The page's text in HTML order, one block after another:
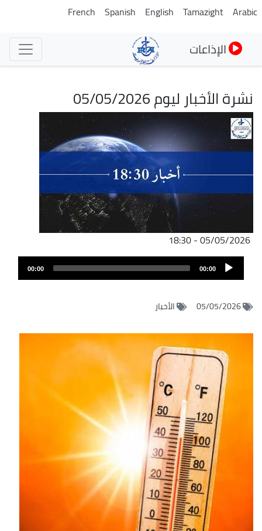
تجاوز
Arabic
Tamazight
English
Spanish
French
الإذاعات
نشرة الأخبار ليوم 05/05/2026
الصورة
05/05/2026 - 18:30
ملف
الصوت
Audio
Player
00:00
00:00
05/05/2026 الأخبار